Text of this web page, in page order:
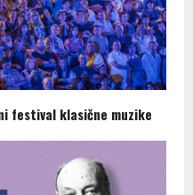
festival klasične muzike